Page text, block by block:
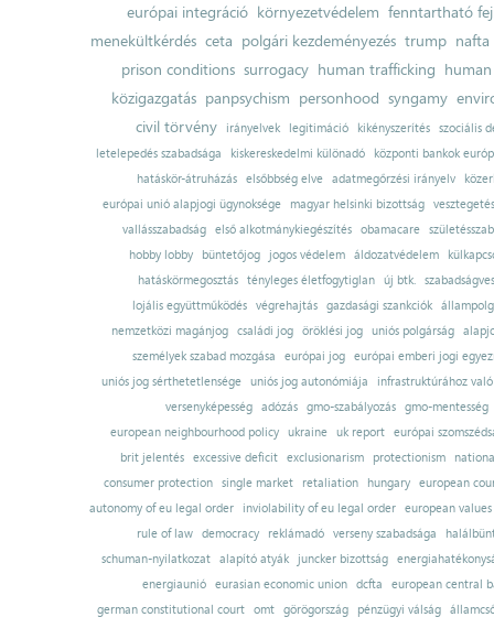
európai integráció környezetvédelem fenntartható
menekültkérdés ceta polgári kezdeményezés trump nafta
prison conditions surrogacy human trafficking
közigazgatás panpsychism personhood syngamy
civil törvény
irányelvek legitimáció kikényszerítés szociális
letelepedés szabadsága
kiskereskedelmi különadó
központi bankok
hatáskör-átruházás
elsőbbség elve adatmegőrzési irányelv
európai unió alapjogi ügynoksége
magyar helsinki bizottság
vesztegetés
vallásszabadság
első alkotmánykiegészítés obamacare
hobby lobby
büntetőjog jogos védelem áldozatvédelem
hatáskörmegosztás tényleges életfogytiglan új btk.
lojális együttműködés
végrehajtás gazdasági szankciók
nemzetközi magánjog
családi jog öröklési jog uniós polgárság
személyek szabad mozgása
európai jog európai emberi jogi
uniós jog sérthetetlensége uniós jog autonómiája
infrastruktúrához
versenyképesség adózás gmo-szabályozás gmo-mentesség
european neighbourhood policy
ukraine uk report
európai
brit jelentés excessive deficit exclusionarism protectionism
consumer protection
single market retaliation hungary
european
autonomy of eu legal order
inviolability of eu legal order
european values
rule of law
democracy reklámadó verseny szabadsága
schuman-nyilatkozat alapító atyák juncker bizottság
energiaunió eurasian economic union dcfta
european central
german constitutional court
omt görögország pénzügyi válság